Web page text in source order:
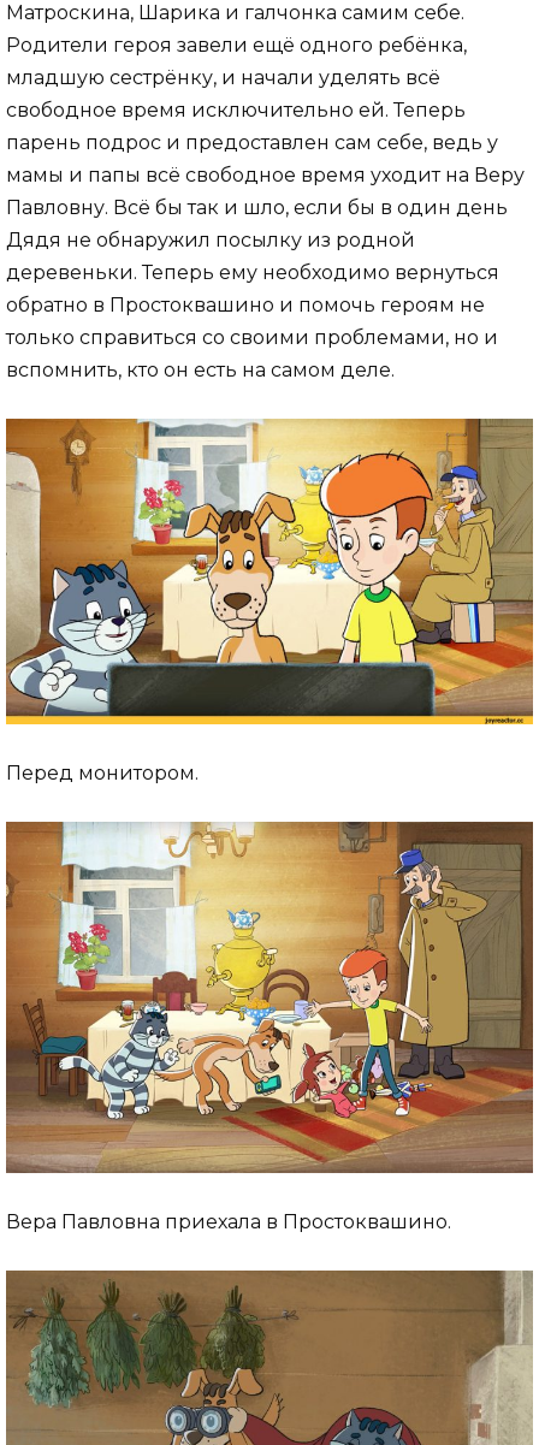
Матроскина, Шарика и галчонка самим себе.
Родители героя завели ещё одного ребёнка,
младшую сестрёнку, и начали уделять всё
свободное время исключительно ей. Теперь
парень подрос и предоставлен сам себе, ведь у
мамы и папы всё свободное время уходит на Веру
Павловну. Всё бы так и шло, если бы в один день
Дядя не обнаружил посылку из родной
деревеньки. Теперь ему необходимо вернуться
обратно в Простоквашино и помочь героям не
только справиться со своими проблемами, но и
вспомнить, кто он есть на самом деле.
Перед монитором.
Вера Павловна приехала в Простоквашино.